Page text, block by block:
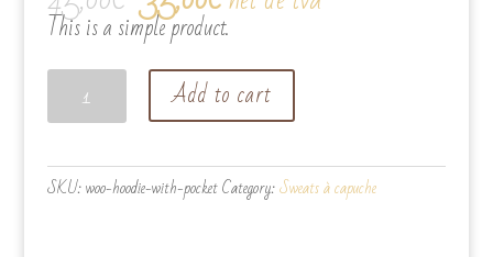
This is a simple product.
Hoodie
quantity
Add to cart
SKU:woo-hoodie-with-pocketCategory:Sweats à capuche